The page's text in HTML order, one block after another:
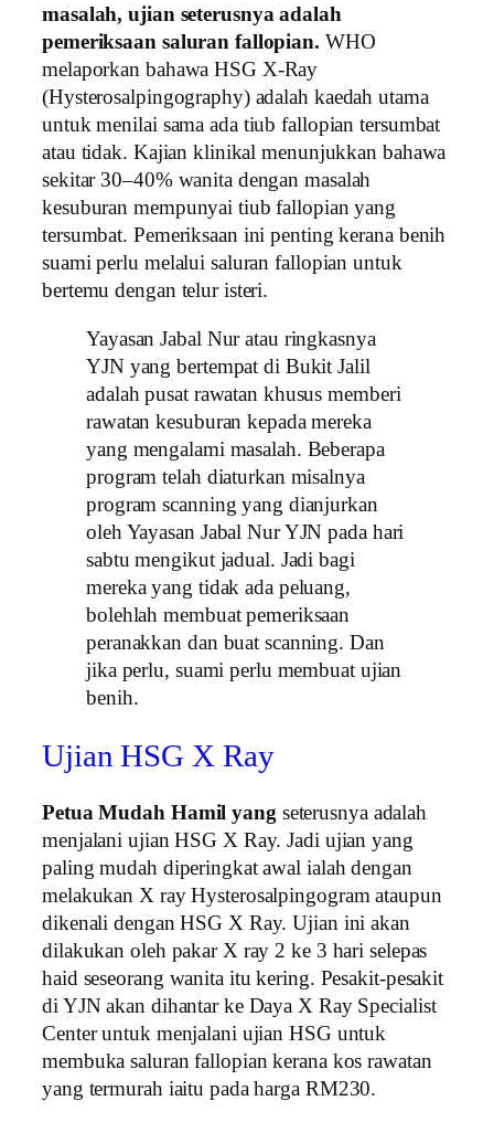
masalah, ujian seterusnya adalah
pemeriksaan saluran fallopian. WHO
melaporkan bahawa HSG X-Ray
(Hysterosalpingography) adalah kaedah utama
untuk menilai sama ada tiub fallopian tersumbat
atau tidak. Kajian klinikal menunjukkan bahawa
sekitar 30–40% wanita dengan masalah
kesuburan mempunyai tiub fallopian yang
tersumbat. Pemeriksaan ini penting kerana benih
suami perlu melalui saluran fallopian untuk
bertemu dengan telur isteri.
Yayasan Jabal Nur atau ringkasnya
YJN yang bertempat di Bukit Jalil
adalah pusat rawatan khusus memberi
rawatan kesuburan kepada mereka
yang mengalami masalah. Beberapa
program telah diaturkan misalnya
program scanning yang dianjurkan
oleh Yayasan Jabal Nur YJN pada hari
sabtu mengikut jadual. Jadi bagi
mereka yang tidak ada peluang,
bolehlah membuat pemeriksaan
peranakkan dan buat scanning. Dan
jika perlu, suami perlu membuat ujian
benih.
Ujian HSG X Ray
Petua Mudah Hamil yangseterusnya adalah
menjalani ujian HSG X Ray. Jadi ujian yang
paling mudah diperingkat awal ialah dengan
melakukan X ray Hysterosalpingogram ataupun
dikenali dengan HSG X Ray. Ujian ini akan
dilakukan oleh pakar X ray 2 ke 3 hari selepas
haid seseorang wanita itu kering. Pesakit-pesakit
di YJN akan dihantar ke Daya X Ray Specialist
Center untuk menjalani ujian HSG untuk
membuka saluran fallopian kerana kos rawatan
yang termurah iaitu pada harga RM230.